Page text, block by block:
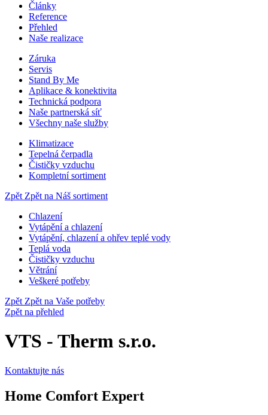
Články
Reference
Přehled
Naše realizace
Záruka
Servis
Stand By Me
Aplikace & konektivita
Technická podpora
Naše partnerská síť
Všechny naše služby
Klimatizace
Tepelná čerpadla
Čističky vzduchu
Kompletní sortiment
Zpět Zpět na Náš sortiment
Chlazení
Vytápění a chlazení
Vytápění, chlazení a ohřev teplé vody
Teplá voda
Čističky vzduchu
Větrání
Veškeré potřeby
Zpět Zpět na Vaše potřeby
Zpět na přehled
VTS - Therm s.r.o.
Kontaktujte nás
Home Comfort Expert